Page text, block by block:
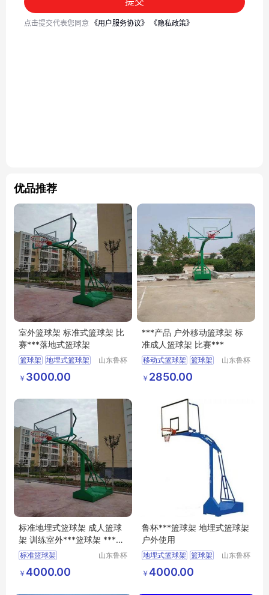
优品推荐
室外篮球架 标准式篮球架 比
赛***落地式篮球架
篮球架 地埋式篮球架
比赛
山东鲁杯
￥ 3000.00
***产品 户外移动篮球架 标
准成人篮球架 比赛***
移动式篮球架 篮球架
户外篮球架
山东鲁杯
￥ 2850.00
标准地埋式篮球架 成人篮球
架 训练室外***篮球架 ***销
售
标准篮球架
地埋式篮球架
销售
山东鲁杯
￥ 4000.00
鲁杯***篮球架 地埋式篮球架
户外使用
地埋式篮球架 篮球架
山东鲁杯
￥ 4000.00